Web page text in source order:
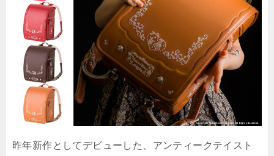
昨年新作としてデビューした、アンティークテイスト